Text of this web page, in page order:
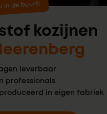
in de buurt!
kozijnen
leverbaar
professionals
in eigen fabriek